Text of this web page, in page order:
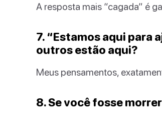
A resposta mais “cagada” é
7. “Estamos aqui para
outros estão aqui?
Meus pensamentos,
8. Se você fosse